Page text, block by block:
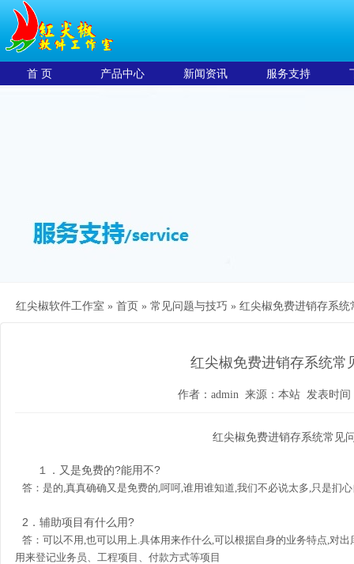
首 页 产品中心 新闻资讯 服务支持
红尖椒软件工作室 » 首页 » 常见问题与技巧 » 红尖椒免费进销存系统
红尖椒免费进销存系统常
作者：admin 来源：本站 发表时
红尖椒免费进销存系统常见
１．又是免费的?能用不?
答：是的,真真确确又是免费的,呵呵,谁用谁知道,我们不必说太多,只是扪
2．辅助项目有什么用?
答：可以不用,也可以用上.具体用来作什么,可以根据自身的业务特点,对
用来登记业务员、工程项目、付款方式等项目